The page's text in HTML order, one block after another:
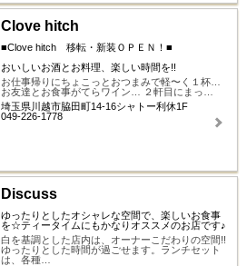
Clove hitch
■Clove hitch 移転・新装ＯＰＥＮ！■
おいしいお酒とお料理、楽しい時間を!!
お仕事帰りにちょこっとおつまみで軽〜く１杯…
お友達とお食事がてらワイン… ２軒目にまっ…
埼玉県川越市脇田町14-16シャトー利休1F
049-226-1778
Discuss
ゆったりとしたオシャレな空間で、楽しいお食事
を☆ティータイムにもかなりオススメのお店です♪
白を基調とした店内は、オーナーこだわりの空間!!
ゆったりとした時間が過ごせます。ランチセット
は、各種…